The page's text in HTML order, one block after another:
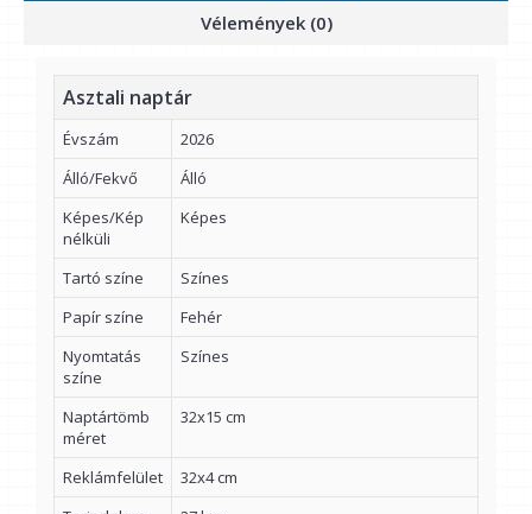
Vélemények (0)
Asztali naptár
Évszám
2026
Álló/Fekvő
Álló
Képes/Kép
nélküli
Képes
Tartó színe
Színes
Papír színe
Fehér
Nyomtatás
színe
Színes
Naptártömb
méret
32x15 cm
Reklámfelület
32x4 cm